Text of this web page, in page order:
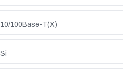
10/100Base-T(X)
Si